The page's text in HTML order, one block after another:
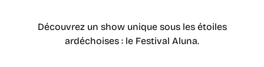
Découvrez un show unique sous les étoiles
ardéchoises : le Festival Aluna.